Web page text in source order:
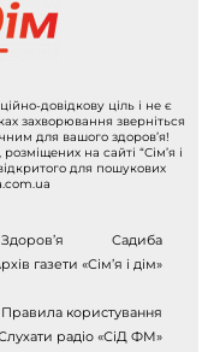
довідкову ціль і не є
захворювання зверніться
для вашого здоров’я!
на сайті “Сім’я і
для пошукових
Здоров’я
Садиба
газети «Сім’я і дім»
Правила користування
радіо «СіД ФМ»